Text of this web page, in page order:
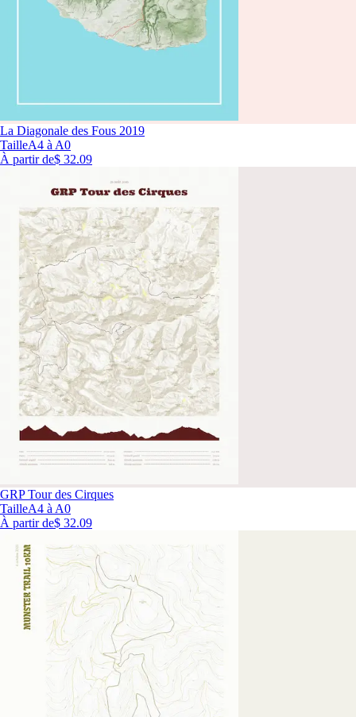
La Diagonale des Fous 2019
TailleA4 à A0
À partir de$ 32.09
GRP Tour des Cirques
TailleA4 à A0
À partir de$ 32.09